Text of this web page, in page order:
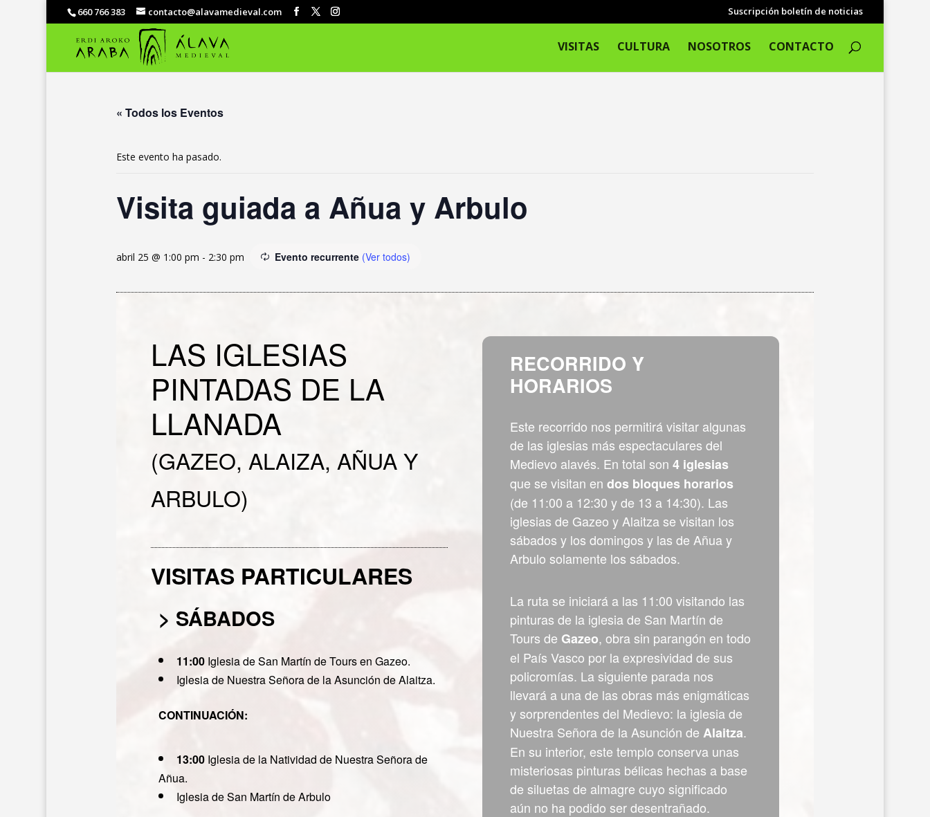
660 766 383 contacto@alavamedieval.com Suscripción boletín de noticias
VISITAS CULTURA NOSOTROS CONTACTO
« Todos los Eventos
Este evento ha pasado.
Visita guiada a Añua y Arbulo
abril 25 @ 1:00 pm - 2:30 pm Evento recurrente (Ver todos)
LAS IGLESIAS
PINTADAS DE LA
LLANADA
(GAZEO, ALAIZA, AÑUA Y
ARBULO)
VISITAS PARTICULARES
> SÁBADOS
11:00 Iglesia de San Martín de Tours en Gazeo.
Iglesia de Nuestra Señora de la Asunción de Alaitza.
CONTINUACIÓN:
13:00 Iglesia de la Natividad de Nuestra Señora de
Añua.
Iglesia de San Martín de Arbulo
RECORRIDO Y
HORARIOS
Este recorrido nos permitirá visitar algunas
de las iglesias más espectaculares del
Medievo alavés. En total son 4 iglesias
que se visitan en dos bloques horarios
(de 11:00 a 12:30 y de 13 a 14:30). Las
iglesias de Gazeo y Alaitza se visitan los
sábados y los domingos y las de Añua y
Arbulo solamente los sábados.
La ruta se iniciará a las 11:00 visitando las
pinturas de la iglesia de San Martín de
Tours de Gazeo, obra sin parangón en todo
el País Vasco por la expresividad de sus
policromías. La siguiente parada nos
llevará a una de las obras más enigmáticas
y sorprendentes del Medievo: la iglesia de
Nuestra Señora de la Asunción de Alaitza.
En su interior, este templo conserva unas
misteriosas pinturas bélicas hechas a base
de siluetas de almagre cuyo significado
aún no ha podido ser desentrañado.